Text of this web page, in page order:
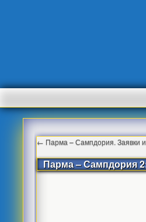
← Парма – Сампдория. Заявки
Парма – Сампдория